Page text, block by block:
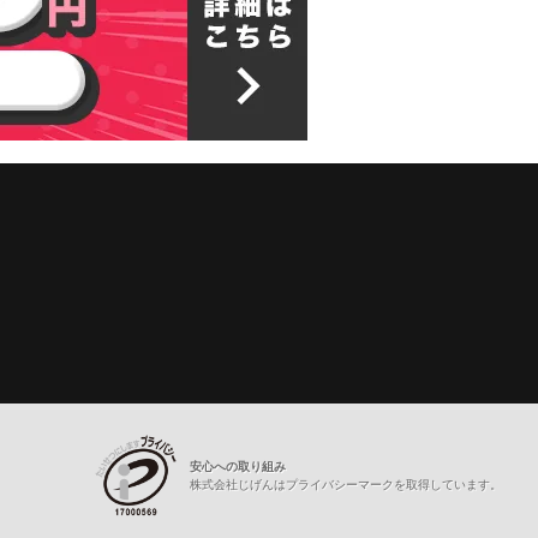
安心への取り組み
株式会社じげんはプライバシーマークを取得しています。